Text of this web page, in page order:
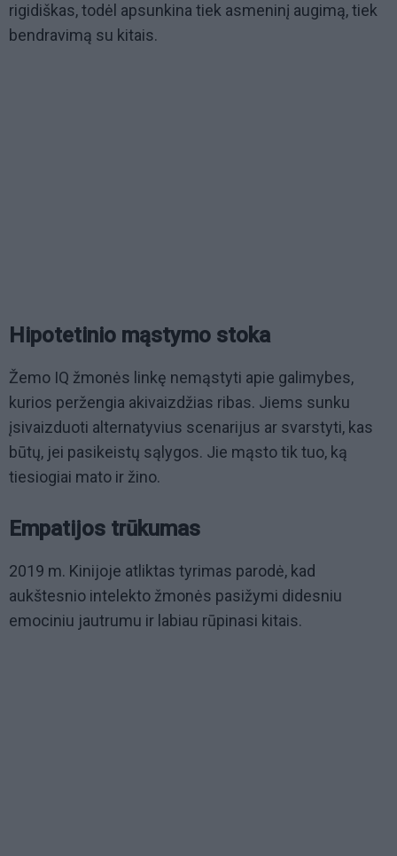
rigidiškas, todėl apsunkina tiek asmeninį augimą, tiek
bendravimą su kitais.
Hipotetinio mąstymo stoka
Žemo IQ žmonės linkę nemąstyti apie galimybes,
kurios peržengia akivaizdžias ribas. Jiems sunku
įsivaizduoti alternatyvius scenarijus ar svarstyti, kas
būtų, jei pasikeistų sąlygos. Jie mąsto tik tuo, ką
tiesiogiai mato ir žino.
Empatijos trūkumas
2019 m. Kinijoje atliktas tyrimas parodė, kad
aukštesnio intelekto žmonės pasižymi didesniu
emociniu jautrumu ir labiau rūpinasi kitais.